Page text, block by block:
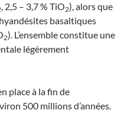
, 2,5 – 3,7 % TiO2), alors que
basaltiques
2). L’ensemble constitue une
légèrement
place à la fin de
500 millions d’années.